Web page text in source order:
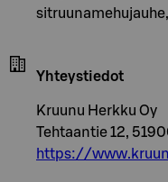
Yhteystiedot
Kruunu Herkku Oy
Tehtaantie 12,
https://